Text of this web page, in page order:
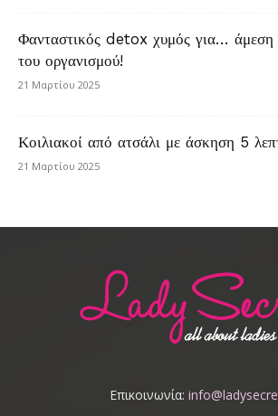
Φανταστικός detox χυμός για… άμεση
του οργανισμού!
21 Μαρτίου 2025
Κοιλιακοί από ατσάλι με άσκηση 5
21 Μαρτίου 2025
Επικοινωνία: